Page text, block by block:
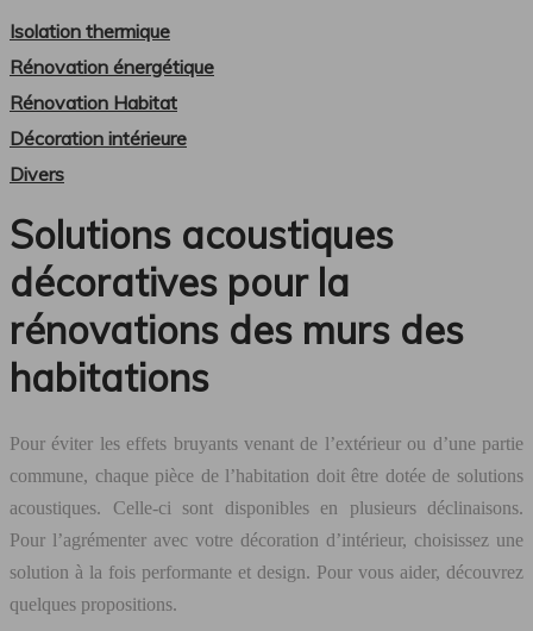
Isolation thermique
Rénovation énergétique
Rénovation Habitat
Décoration intérieure
Divers
Solutions acoustiques
décoratives pour la
rénovations des murs des
habitations
Pour éviter les effets bruyants venant de l’extérieur ou d’une partie
commune, chaque pièce de l’habitation doit être dotée de solutions
acoustiques. Celle-ci sont disponibles en plusieurs déclinaisons.
Pour l’agrémenter avec votre décoration d’intérieur, choisissez une
solution à la fois performante et design. Pour vous aider, découvrez
quelques propositions.